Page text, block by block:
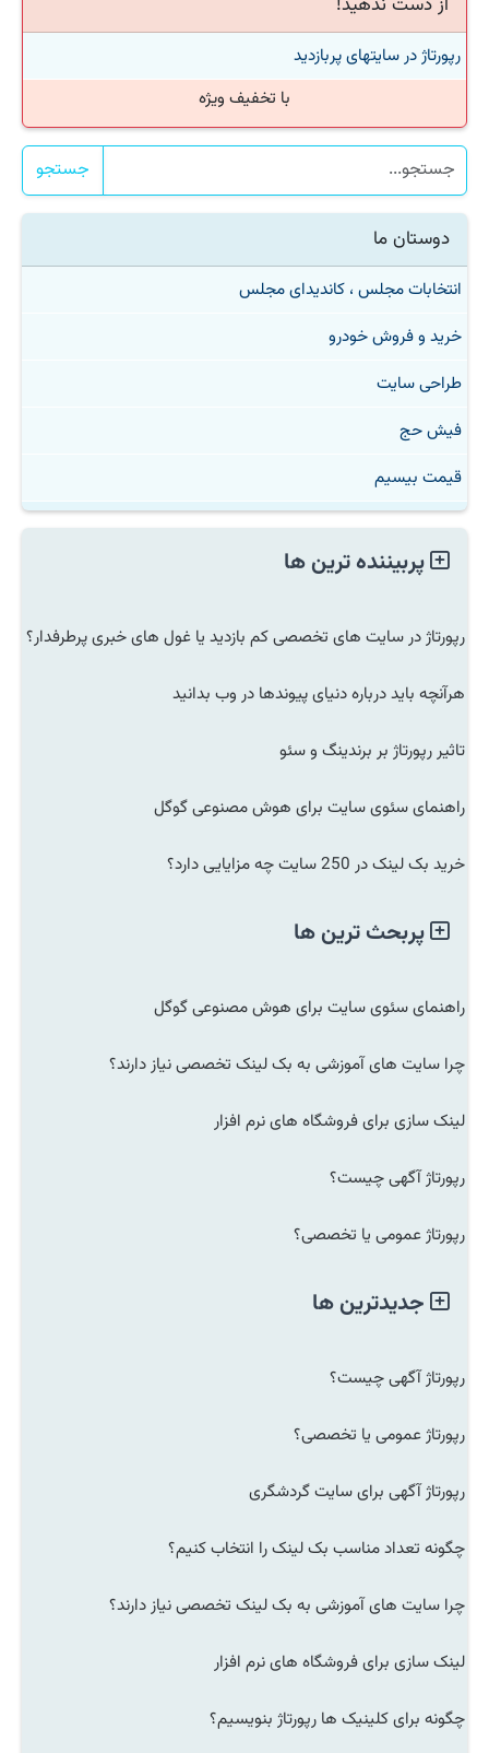
رپورتاژ در سایتهای پربازدید
با تخفیف ویژه
جستجو
دوستان ما
انتخابات مجلس ، کاندیدای مجلس
خرید و فروش خودرو
طراحی سایت
فیش حج
قیمت بیسیم
پربیننده ترین ها
رپورتاژ در سایت های تخصصی کم بازدید یا غول های خبری پرطرفدار؟
هرآنچه باید درباره دنیای پیوندها در وب بدانید
تاثیر رپورتاژ بر برندینگ و سئو
راهنمای سئوی سایت برای هوش مصنوعی گوگل
خرید بک لینک در 250 سایت چه مزایایی دارد؟
پربحث ترین ها
راهنمای سئوی سایت برای هوش مصنوعی گوگل
چرا سایت های آموزشی به بک لینک تخصصی نیاز دارند؟
لینک سازی برای فروشگاه های نرم افزار
رپورتاژ آگهی چیست؟
رپورتاژ عمومی یا تخصصی؟
جدیدترین ها
رپورتاژ آگهی چیست؟
رپورتاژ عمومی یا تخصصی؟
رپورتاژ آگهی برای سایت گردشگری
چگونه تعداد مناسب بک لینک را انتخاب کنیم؟
چرا سایت های آموزشی به بک لینک تخصصی نیاز دارند؟
لینک سازی برای فروشگاه های نرم افزار
چگونه برای کلینیک ها رپورتاژ بنویسیم؟